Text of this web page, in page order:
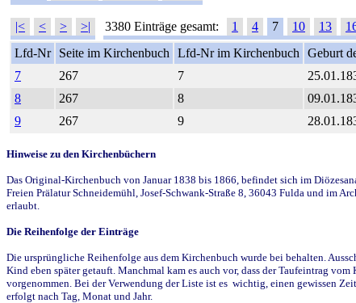
|< < > >| 3380 Einträge gesamt: 1 4 7 10 13
Lfd-Nr
Seite im Kirchenbuch Lfd-Nr im Kirchenbuch Geburt
7
267 7
8
267 8
9
267 9
Hinweise zu den Kirchenbüchern
Das Original-Kirchenbuch von Januar 1838 bis 1866, befindet sich im
Freien Prälatur Schneidemühl, Josef-Schwank-Straße 8, 36043 Fulda und im
erlaubt.
Die Reihenfolge der Einträge
Die ursprüngliche Reihenfolge aus dem Kirchenbuch wurde bei behalten.
Kind eben später getauft. Manchmal kam es auch vor, dass der Taufeintrag
vorgenommen. Bei der Verwendung der Liste ist es wichtig, einen gewissen
erfolgt nach Tag, Monat und Jahr.